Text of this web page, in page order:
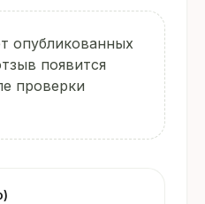
опубликованных
появится
проверки